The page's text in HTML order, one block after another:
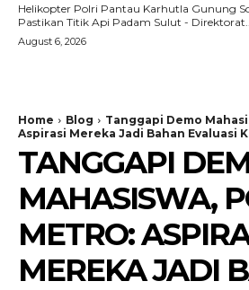
Helikopter Polri Pantau Karhutla Gunung
Pastikan Titik Api Padam Sulut -
August 6, 2026